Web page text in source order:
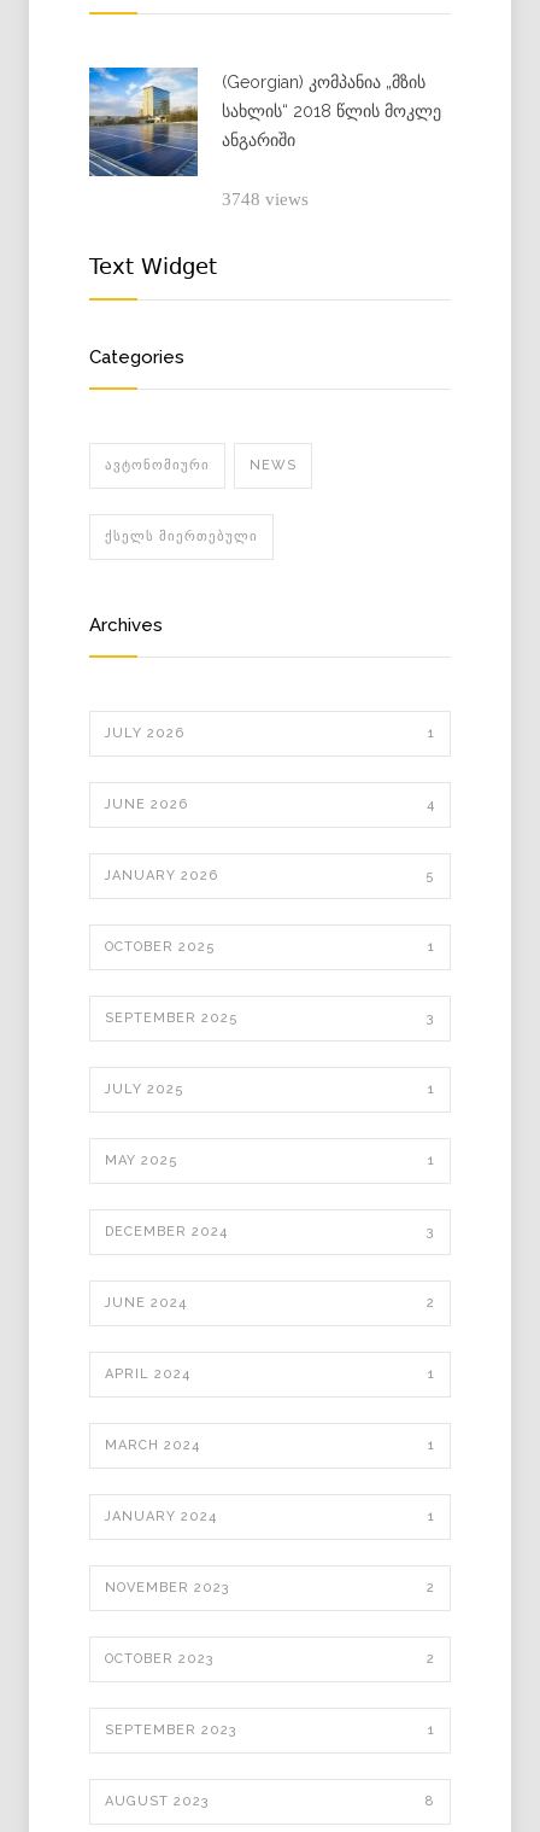
(Georgian) კომპანია „მზის
სახლის“ 2018 წლის მოკლე
ანგარიში
3748 views
Text Widget
Categories
ᲐᲕᲢᲝᲜᲝᲛᲘᲣᲠᲘ NEWS
ᲥᲡᲔᲚᲡ ᲛᲘᲔᲠᲗᲔᲑᲣᲚᲘ
Archives
JULY 2026 1
JUNE 2026 4
JANUARY 2026 5
OCTOBER 2025 1
SEPTEMBER 2025 3
JULY 2025 1
MAY 2025 1
DECEMBER 2024 3
JUNE 2024 2
APRIL 2024 1
MARCH 2024 1
JANUARY 2024 1
NOVEMBER 2023 2
OCTOBER 2023 2
SEPTEMBER 2023 1
AUGUST 2023 8